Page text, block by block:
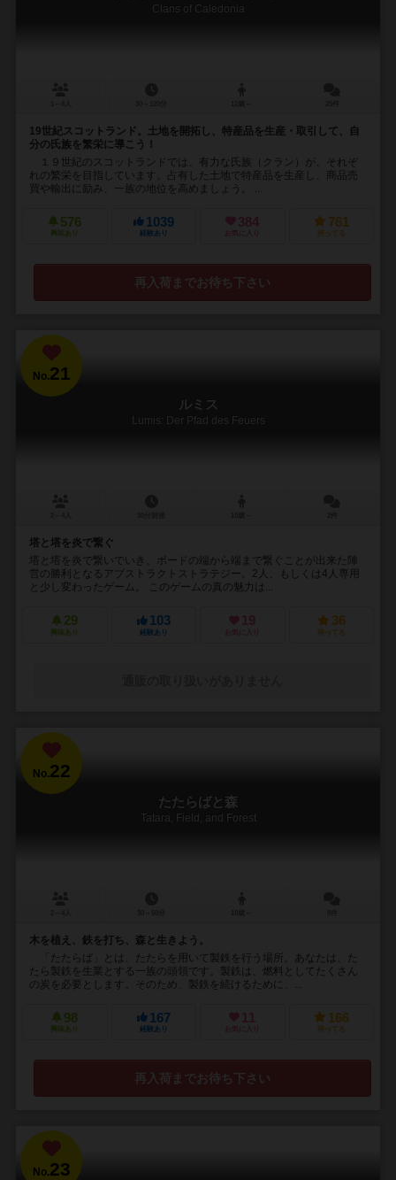
Clans of Caledonia
19世紀スコットランド。土地を開拓し、特産品を生産・取引して、自
分の氏族を繁栄に導こう！
１９世紀のスコットランドでは、有力な氏族（クラン）が、それぞ
れの繁栄を目指しています。占有した土地で特産品を生産し、商品売
買や輸出に励み、一族の地位を高めましょう。 ...
576
興味あり
1039
経験あり
384
お気に入り
761
持ってる
再入荷までお待ち下さい
No.21
ルミス
Lumis: Der Pfad des Feuers
塔と塔を炎で繋ぐ
塔と塔を炎で繋いでいき、ボードの端から端まで繋ぐことが出来た陣
営の勝利となるアブストラクトストラテジー。2人、もしくは4人専用
と少し変わったゲーム。 このゲームの真の魅力は...
29
興味あり
103
経験あり
19
お気に入り
36
持ってる
No.22
たたらばと森
Tatara, Field, and Forest
木を植え、鉄を打ち、森と生きよう。
「たたらば」とは、たたらを用いて製鉄を行う場所。あなたは、た
たら製鉄を生業とする一族の頭領です。製鉄は、燃料としてたくさん
の炭を必要とします。そのため、製鉄を続けるために、...
98
興味あり
167
経験あり
11
お気に入り
166
持ってる
再入荷までお待ち下さい
No.23